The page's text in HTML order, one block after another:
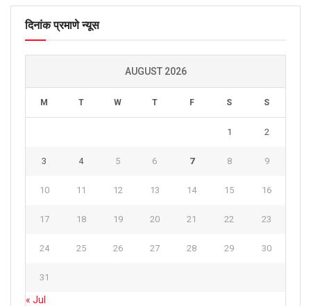
दिनांक प्रमाणे न्यूस
AUGUST 2026
M T W T F S S
1 2
3 4 5 6 7 8 9
10 11 12 13 14 15 16
17 18 19 20 21 22 23
24 25 26 27 28 29 30
31
« Jul